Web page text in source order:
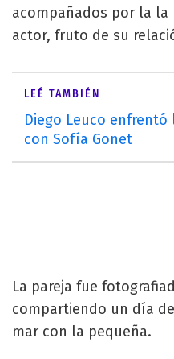
acompañados por la la
actor, fruto de su
LEÉ TAMBIÉN
Diego Leuco
con Sofía Gonet
La pareja fue
compartiendo un día
mar con la pequeña.